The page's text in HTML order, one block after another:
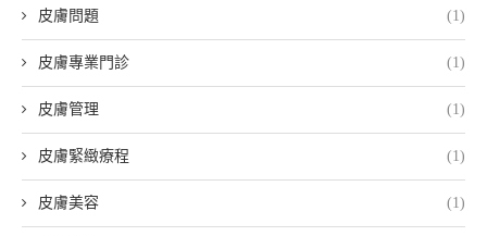
皮膚問題 (1)
皮膚專業門診 (1)
皮膚管理 (1)
皮膚緊緻療程 (1)
皮膚美容 (1)